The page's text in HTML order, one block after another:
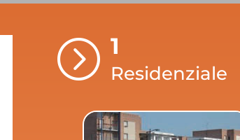
= 1
Residenziale